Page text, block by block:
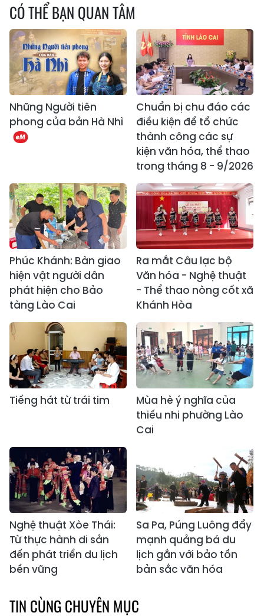
CÓ THỂ BẠN QUAN TÂM
Những Người tiên
phong của bản Hà Nhì
Chuẩn bị chu đáo các
điều kiện để tổ chức
thành công các sự
kiện văn hóa, thể thao
trong tháng 8 - 9/2026
Phúc Khánh: Bàn giao
hiện vật người dân
phát hiện cho Bảo
tàng Lào Cai
Ra mắt Câu lạc bộ
Văn hóa - Nghệ thuật
- Thể thao nòng cốt xã
Khánh Hòa
Tiếng hát từ trái tim
Mùa hè ý nghĩa của
thiếu nhi phường Lào
Cai
Nghệ thuật Xòe Thái:
Từ thực hành di sản
đến phát triển du lịch
bền vững
Sa Pa, Púng Luông đẩy
mạnh quảng bá du
lịch gắn với bảo tồn
bản sắc văn hóa
TIN CÙNG CHUYÊN MỤC